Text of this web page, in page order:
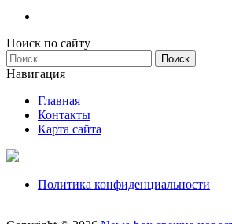
Поиск по сайту
Найти:
Навигация
Главная
Контакты
Карта сайта
Политика конфиденциальности